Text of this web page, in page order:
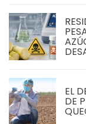
EL
DE